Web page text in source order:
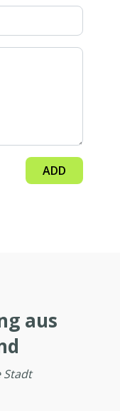
ADD
aus
Stadt